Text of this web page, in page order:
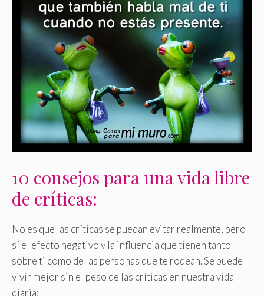
10 consejos para una vida libre
de críticas:
No es que las críticas se puedan evitar realmente, pero
sí el efecto negativo y la influencia que tienen tanto
sobre ti como de las personas que te rodean. Se puede
vivir mejor sin el peso de las críticas en nuestra vida
diaria: